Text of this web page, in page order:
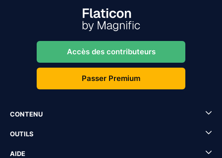
Accès des contributeurs
Passer Premium
CONTENU
OUTILS
AIDE